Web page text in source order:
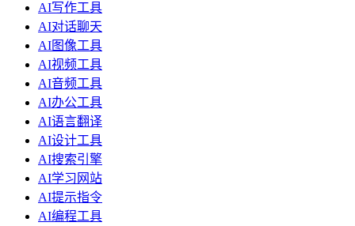
AI写作工具
AI对话聊天
AI图像工具
AI视频工具
AI音频工具
AI办公工具
AI语言翻译
AI设计工具
AI搜索引擎
AI学习网站
AI提示指令
AI编程工具